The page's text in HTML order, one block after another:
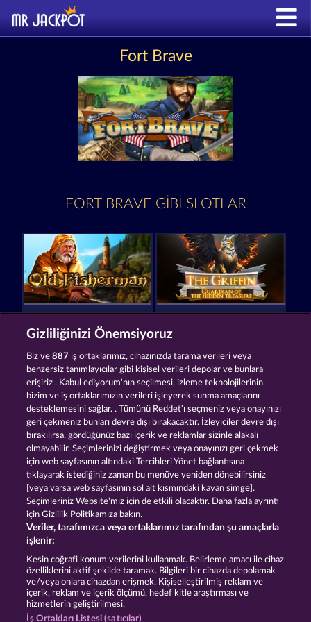
Fort Brave
FORT BRAVE GIBI SLOTLAR
Old Fisherman The Griffin
King & Queen Super Piggy Coins
Hüküm ve Koşullar
Gizlilik ve Çerez Bildirimi Künye Şirket
SSS
İptal talebini gönder
Gizliliğinizi Önemsiyoruz
Biz ve887 iş ortaklarımız, cihazınızda tarama verileri veya
benzersiz tanımlayıcılar gibi kişisel verileri depolar ve bunlara
erişiriz . Kabul ediyorum'nın seçilmesi, izleme teknolojilerinin
bizim ve iş ortaklarımızın verileri işleyerek sunma amaçlarını
desteklemesini sağlar. . Tümünü Reddet'ı seçmeniz veya onayınızı
geri çekmeniz bunları devre dışı bırakacaktır. İzleyiciler devre dışı
bırakılırsa, gördüğünüz bazı içerik ve reklamlar sizinle alakalı
olmayabilir. Seçimlerinizi değiştirmek veya onayınızı geri çekmek
için web sayfasının altındaki Tercihleri Yönet bağlantısına
tıklayarak istediğiniz zaman bu menüye yeniden dönebilirsiniz
[veya varsa web sayfasının sol alt kısmındaki kayan simge].
Seçimleriniz Website'mız için de etkili olacaktır. Daha fazla ayrıntı
için Gizlilik Politikamıza bakın.
Veriler, tarafımızca veya ortaklarımız tarafından şu amaçlarla
işlenir:
Kesin coğrafi konum verilerini kullanmak. Belirleme amacı ile cihaz
özelliklerini aktif şekilde taramak. Bilgileri bir cihazda depolamak
ve/veya onlara cihazdan erişmek. Kişiselleştirilmiş reklam ve
içerik, reklam ve içerik ölçümü, hedef kitle araştırması ve
hizmetlerin geliştirilmesi.
İş Ortakları Listesi (satıcılar)